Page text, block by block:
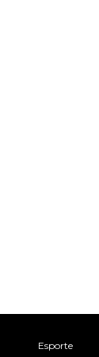
Esporte